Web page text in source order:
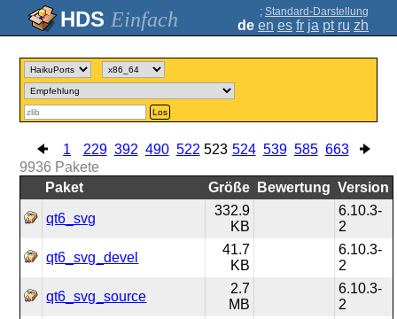
Einfach ; Standard-Darstellung
de en es fr ja pt ru zh
Los
1 229 392 490 522 523 524 539 585 663
9936 Pakete
Paket
Größe Bewertung Version
qt6_svg
332.9
KB
6.10.3-
2
qt6_svg_devel
41.7
KB
6.10.3-
2
qt6_svg_source
2.7
MB
6.10.3-
2